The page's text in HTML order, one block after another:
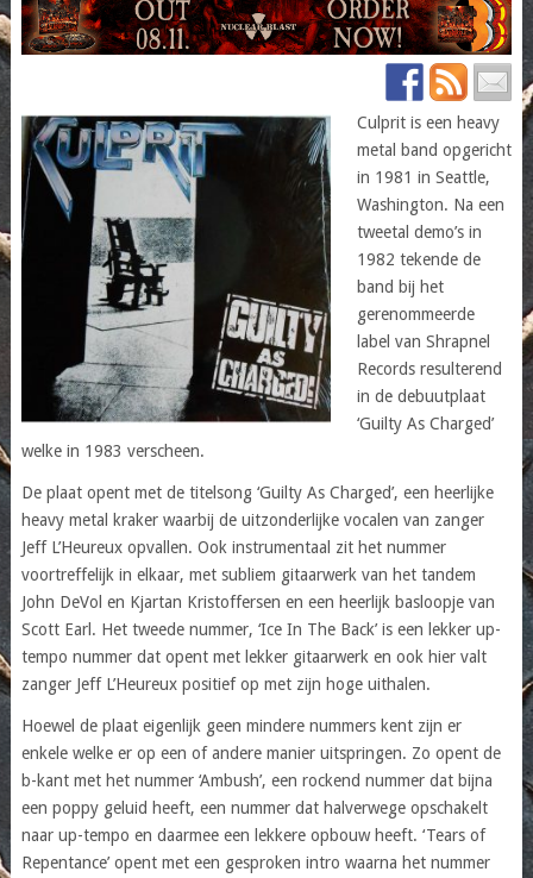
Culprit is een heavy
metal band opgericht
in 1981 in Seattle,
Washington. Na een
tweetal demo’s in
1982 tekende de
band bij het
gerenommeerde
label van Shrapnel
Records resulterend
in de debuutplaat
‘Guilty As Charged’
welke in 1983 verscheen.
De plaat opent met de titelsong ‘Guilty As Charged’, een heerlijke
heavy metal kraker waarbij de uitzonderlijke vocalen van zanger
Jeff L’Heureux opvallen. Ook instrumentaal zit het nummer
voortreffelijk in elkaar, met subliem gitaarwerk van het tandem
John DeVol en Kjartan Kristoffersen en een heerlijk basloopje van
Scott Earl. Het tweede nummer, ‘Ice In The Back’ is een lekker up-
tempo nummer dat opent met lekker gitaarwerk en ook hier valt
zanger Jeff L’Heureux positief op met zijn hoge uithalen.
Hoewel de plaat eigenlijk geen mindere nummers kent zijn er
enkele welke er op een of andere manier uitspringen. Zo opent de
b-kant met het nummer ‘Ambush’, een rockend nummer dat bijna
een poppy geluid heeft, een nummer dat halverwege opschakelt
naar up-tempo en daarmee een lekkere opbouw heeft. ‘Tears of
Repentance’ opent met een gesproken intro waarna het nummer